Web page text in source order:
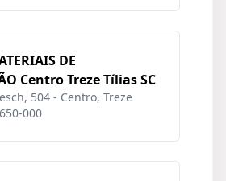
DE
Centro Treze Tílias SC
504 - Centro, Treze
000